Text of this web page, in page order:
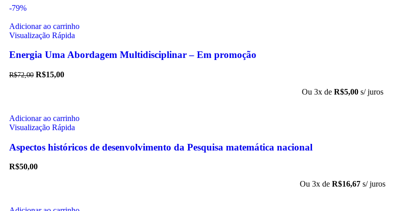
-79%
Adicionar ao carrinho
Visualização Rápida
Energia Uma Abordagem Multidisciplinar – Em promoção
R$72,00 R$15,00
Ou 3x de R$5,00 s/ juros
Adicionar ao carrinho
Visualização Rápida
Aspectos históricos de desenvolvimento da Pesquisa matemática nacional
R$50,00
Ou 3x de R$16,67 s/ juros